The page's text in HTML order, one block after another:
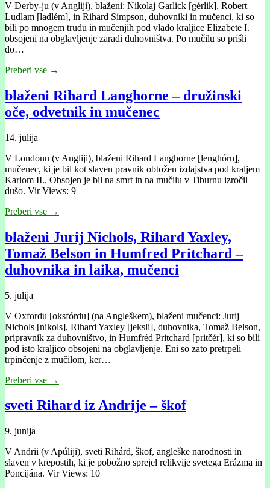
V Derby-ju (v Angliji), blaženi: Nikolaj Garlick [gérlik], Robert
Ludlam [ladlém], in Rihard Simpson, duhovniki in mučenci, ki so
bili po mnogem trudu in mučenjih pod vlado kraljice Elizabete I.
obsojeni na obglavljenje zaradi duhovništva. Po mučilu so prišli
do…
Preberi vse →
blaženi Rihard Langhorne – družinski
oče, odvetnik in mučenec
14. julija
V Londonu (v Angliji), blaženi Rihard Langhorne [lenghórn],
mučenec, ki je bil kot slaven pravnik obtožen izdajstva pod kraljem
Karlom II.. Obsojen je bil na smrt in na mučilu v Tiburnu izročil
dušo. Vir Views: 9
Preberi vse →
blaženi Jurij Nichols, Rihard Yaxley,
Tomaž Belson in Humfred Pritchard –
duhovnika in laika, mučenci
5. julija
V Oxfordu [oksfórdu] (na Angleškem), blaženi mučenci: Jurij
Nichols [nikols], Rihard Yaxley [jeksli], duhovnika, Tomaž Belson,
pripravnik za duhovništvo, in Humfréd Pritchard [pritčér], ki so bili
pod isto kraljico obsojeni na obglavljenje. Eni so zato pretrpeli
trpinčenje z mučilom, ker…
Preberi vse →
sveti Rihard iz Andrije – škof
9. junija
V Andrii (v Apúliji), sveti Rihárd, škof, angleške narodnosti in
slaven v krepostih, ki je pobožno sprejel relikvije svetega Erázma in
Poncijána. Vir Views: 10